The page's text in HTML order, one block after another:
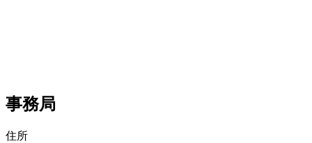
事務局
住所